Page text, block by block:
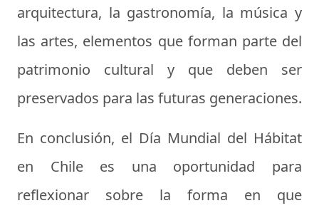
arquitectura, la gastronomía, la música y
las artes, elementos que forman parte del
patrimonio cultural y que deben ser
preservados para las futuras generaciones.
En conclusión, el Día Mundial del Hábitat
en Chile es una oportunidad para
reflexionar sobre la forma en que